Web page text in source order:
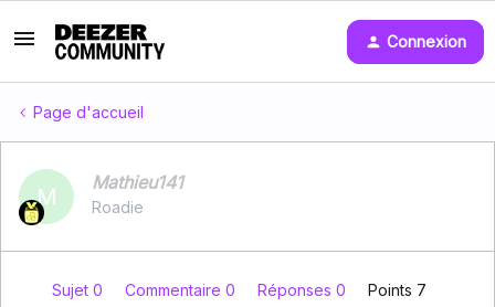
Connexion
Page d'accueil
M
Mathieu141
Roadie
Sujet 0 Commentaire 0 Réponses 0
Points 7